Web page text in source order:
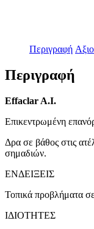
Περιγραφή
Περιγραφή
Effaclar A.I.
Επικεντρωμένη
Δρα σε βάθος στις
σημαδιών.
ΕΝΔΕΙΞΕΙΣ
Τοπικά προβλήματα
ΙΔΙΟΤΗΤΕΣ